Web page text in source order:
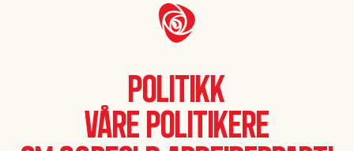
Politikk
Våre politikere